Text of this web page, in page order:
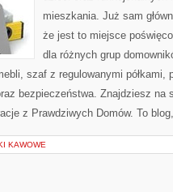
mieszkania. Już sam
że jest to miejsce
dla różnych grup
szaf z regulowanymi półkami,
bezpieczeństwa. Znajdziesz na
z Prawdziwych Domów. To
KAWOWE